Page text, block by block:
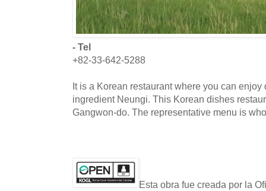
- Tel
+82-33-642-5288
It is a Korean restaurant where you can
ingredient Neungi. This Korean dishes
Gangwon-do. The representative menu is
Esta obra fue creada por la